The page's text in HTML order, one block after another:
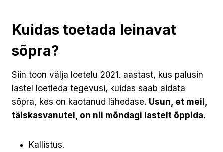
Kuidas toetada leinavat
sõpra?
Siin toon välja loetelu 2021. aastast, kus palusin
lastel loetleda tegevusi, kuidas saab aidata
sõpra, kes on kaotanud lähedase. Usun, et meil,
täiskasvanutel, on nii mõndagi lastelt õppida.
Kallistus.